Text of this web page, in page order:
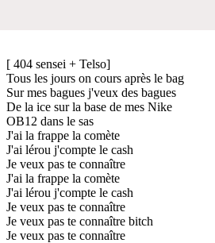
[ 404 sensei + Telso]
Tous les jours on cours après le bag
Sur mes bagues j'veux des bagues
De la ice sur la base de mes Nike
OB12 dans le sas
J'ai la frappe la comète
J'ai lérou j'compte le cash
Je veux pas te connaître
J'ai la frappe la comète
J'ai lérou j'compte le cash
Je veux pas te connaître
Je veux pas te connaître bitch
Je veux pas te connaître